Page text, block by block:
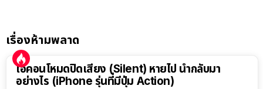
เรื่องห้ามพลาด
ไอคอนโหมดปิดเสียง (Silent) หายไป นำกลับมา
อย่างไร (iPhone รุ่นที่มีปุ่ม Action)